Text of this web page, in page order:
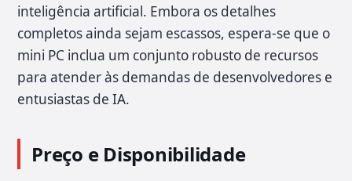
inteligência artificial. Embora os detalhes
completos ainda sejam escassos, espera-se que o
mini PC inclua um conjunto robusto de recursos
para atender às demandas de desenvolvedores e
entusiastas de IA.
Preço e Disponibilidade